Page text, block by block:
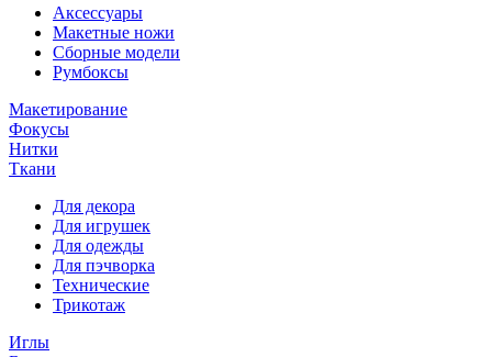
Аксессуары
Макетные ножи
Сборные модели
Румбоксы
Макетирование
Фокусы
Нитки
Ткани
Для декора
Для игрушек
Для одежды
Для пэчворка
Технические
Трикотаж
Иглы